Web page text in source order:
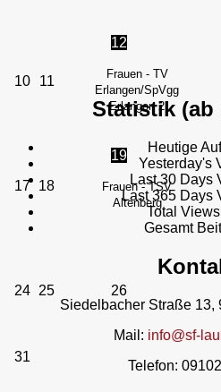
10 11
12
Frauen - TV
Erlangen/SpVgg
Erlangen 2
17 18
19
Frauen - TSV
Altenberg
24 25 26
31
Statistik (ab
Heutige
Yesterday's
Last 30 Days
Last 365 Days
Total
Gesamt
Siedelbacher Straße 13,
Mail: info@sf-
Telefon: